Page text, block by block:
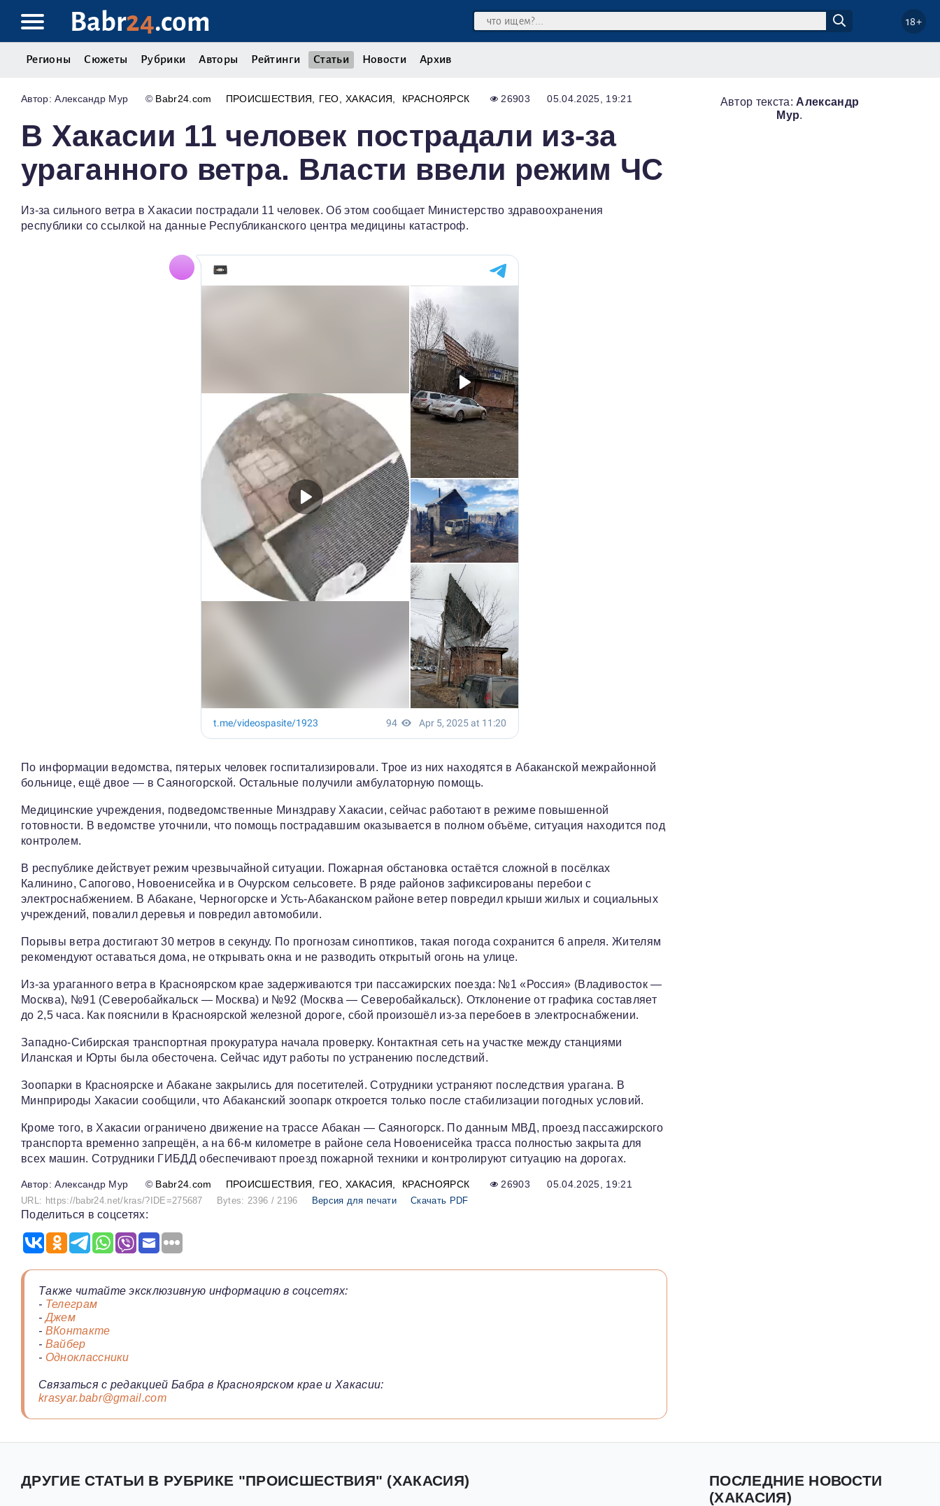
Babr24.com 18+
Регионы Сюжеты Рубрики Авторы Рейтинги Статьи Новости Архив
Александр Мур © Babr24.com ПРОИСШЕСТВИЯ ГЕО ХАКАСИЯ КРАСНОЯРСК 26903 05.04.2025, 19:21
В Хакасии 11 человек пострадали из-за
ураганного ветра. Власти ввели режим ЧС
Из-за сильного ветра в Хакасии пострадали 11 человек. Об этом сообщает Министерство здравоохранения
республики со ссылкой на данные Республиканского центра медицины катастроф.
По информации ведомства, пятерых человек госпитализировали. Трое из них находятся в Абаканской межрайонной
больнице, ещё двое — в Саяногорской. Остальные получили амбулаторную помощь.
Медицинские учреждения, подведомственные Минздраву Хакасии, сейчас работают в режиме повышенной
готовности. В ведомстве уточнили, что помощь пострадавшим оказывается в полном объёме, ситуация находится под
контролем.
В республике действует режим чрезвычайной ситуации. Пожарная обстановка остаётся сложной в посёлках
Калинино, Сапогово, Новоенисейка и в Очурском сельсовете. В ряде районов зафиксированы перебои с
электроснабжением. В Абакане, Черногорске и Усть-Абаканском районе ветер повредил крыши жилых и социальных
учреждений, повалил деревья и повредил автомобили.
Порывы ветра достигают 30 метров в секунду. По прогнозам синоптиков, такая погода сохранится 6 апреля. Жителям
рекомендуют оставаться дома, не открывать окна и не разводить открытый огонь на улице.
Из-за ураганного ветра в Красноярском крае задерживаются три пассажирских поезда: №1 «Россия» (Владивосток —
Москва), №91 (Северобайкальск — Москва) и №92 (Москва — Северобайкальск). Отклонение от графика составляет
до 2,5 часа. Как пояснили в Красноярской железной дороге, сбой произошёл из-за перебоев в электроснабжении.
Западно-Сибирская транспортная прокуратура начала проверку. Контактная сеть на участке между станциями
Иланская и Юрты была обесточена. Сейчас идут работы по устранению последствий.
Зоопарки в Красноярске и Абакане закрылись для посетителей. Сотрудники устраняют последствия урагана. В
Минприроды Хакасии сообщили, что Абаканский зоопарк откроется только после стабилизации погодных условий.
Кроме того, в Хакасии ограничено движение на трассе Абакан — Саяногорск. По данным МВД, проезд пассажирского
транспорта временно запрещён, а на 66-м километре в районе села Новоенисейка трасса полностью закрыта для
всех машин. Сотрудники ГИБДД обеспечивают проезд пожарной техники и контролируют ситуацию на дорогах.
Александр Мур © Babr24.com ПРОИСШЕСТВИЯ ГЕО ХАКАСИЯ КРАСНОЯРСК 26903 05.04.2025, 19:21
URL: https://babr24.net/kras/?IDE=275687 Bytes: 2396 / 2196 Версия для печати Скачать PDF
Поделиться в соцсетях:
Также читайте эксклюзивную информацию в соцсетях:
- Телеграм
-Джем
- ВКонтакте
- Вайбер
- Одноклассники
Связаться с редакцией Бабра в Красноярском крае и Хакасии:
krasyar.babr@gmail.com
Автор текста: Александр
Мур.
ДРУГИЕ СТАТЬИ В РУБРИКЕ "ПРОИСШЕСТВИЯ" (ХАКАСИЯ)
ПОСЛЕДНИЕ НОВОСТИ
(ХАКАСИЯ)